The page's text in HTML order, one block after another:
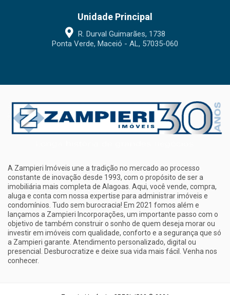
Unidade Principal
R. Durval Guimarães, 1738
Ponta Verde, Maceió - AL, 57035-060
A Zampieri Imóveis une a tradição no mercado ao processo
constante de inovação desde 1993, com o propósito de ser a
imobiliária mais completa de Alagoas. Aqui, você vende, compra,
aluga e conta com nossa expertise para administrar imóveis e
condomínios. Tudo sem burocracia! Em 2021 fomos além e
lançamos a Zampieri Incorporações, um importante passo com o
objetivo de também construir o sonho de quem deseja morar ou
investir em imóveis com qualidade, conforto e a segurança que só
a Zampieri garante. Atendimento personalizado, digital ou
presencial. Desburocratize e deixe sua vida mais fácil. Venha nos
conhecer.